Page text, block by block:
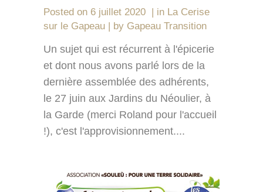
Posted on 6 juillet 2020 in La Cerise
sur le Gapeau
by Gapeau Transition
Un sujet qui est récurrent à l'épicerie
et dont nous avons parlé lors de la
dernière assemblée des adhérents,
le 27 juin aux Jardins du Néoulier, à
la Garde (merci Roland pour l'accueil
!), c'est l'approvisionnement....